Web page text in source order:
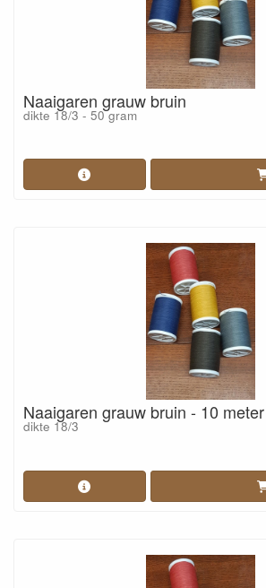
Naaigaren grauw bruin
dikte 18/3 - 50 gram
Naaigaren grauw bruin - 10
dikte 18/3